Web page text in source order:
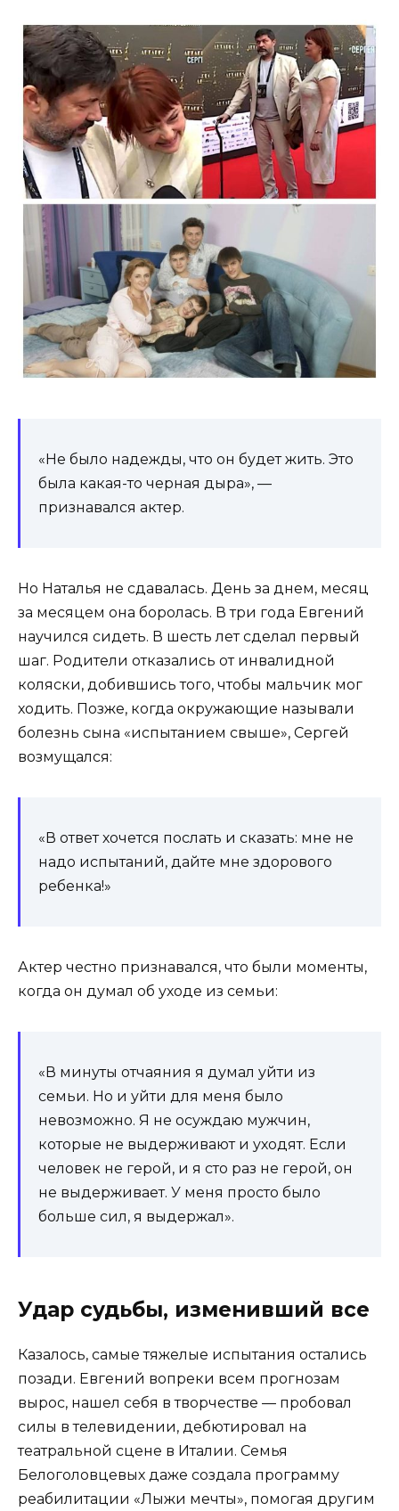
«Не было надежды, что он будет жить. Это
была какая-то черная дыра», —
признавался актер.
Но Наталья не сдавалась. День за днем, месяц
за месяцем она боролась. В три года Евгений
научился сидеть. В шесть лет сделал первый
шаг. Родители отказались от инвалидной
коляски, добившись того, чтобы мальчик мог
ходить. Позже, когда окружающие называли
болезнь сына «испытанием свыше», Сергей
возмущался:
«В ответ хочется послать и сказать: мне не
надо испытаний, дайте мне здорового
ребенка!»
Актер честно признавался, что были моменты,
когда он думал об уходе из семьи:
«В минуты отчаяния я думал уйти из
семьи. Но и уйти для меня было
невозможно. Я не осуждаю мужчин,
которые не выдерживают и уходят. Если
человек не герой, и я сто раз не герой, он
не выдерживает. У меня просто было
больше сил, я выдержал».
Удар судьбы, изменивший все
Казалось, самые тяжелые испытания остались
позади. Евгений вопреки всем прогнозам
вырос, нашел себя в творчестве — пробовал
силы в телевидении, дебютировал на
театральной сцене в Италии. Семья
Белоголовцевых даже создала программу
реабилитации «Лыжи мечты», помогая другим